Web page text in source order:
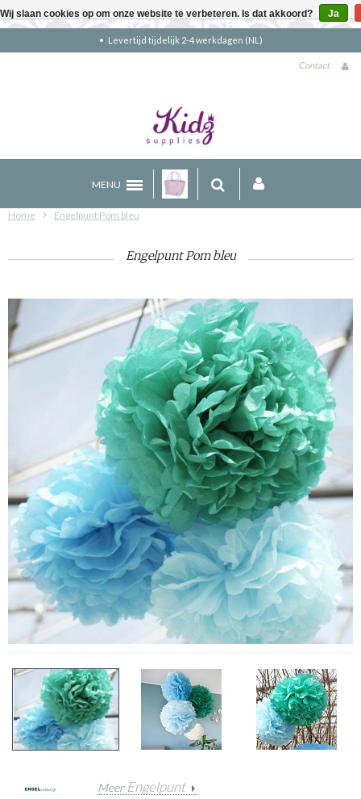
Gratis verzending boven €90 (NL)
Contact
MENU
Home Engelpunt Pom bleu
Engelpunt Pom bleu
Meer Engelpunt
Wij slaan cookies op om onze website te verbeteren. Is dat akkoord? Ja